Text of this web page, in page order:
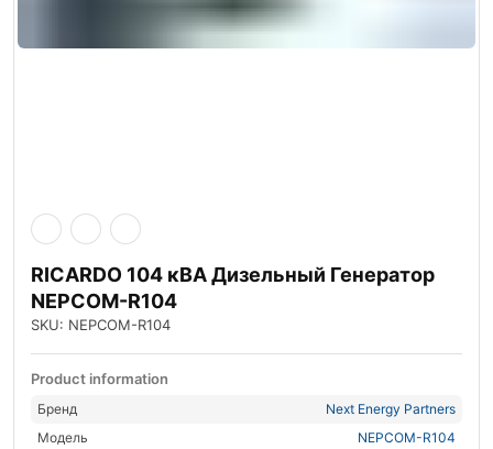
RICARDO 104 кВА Дизельный Генератор
NEPCOM-R104
SKU: NEPCOM-R104
Product information
Бренд
Next Energy Partners
Модель
NEPCOM-R104